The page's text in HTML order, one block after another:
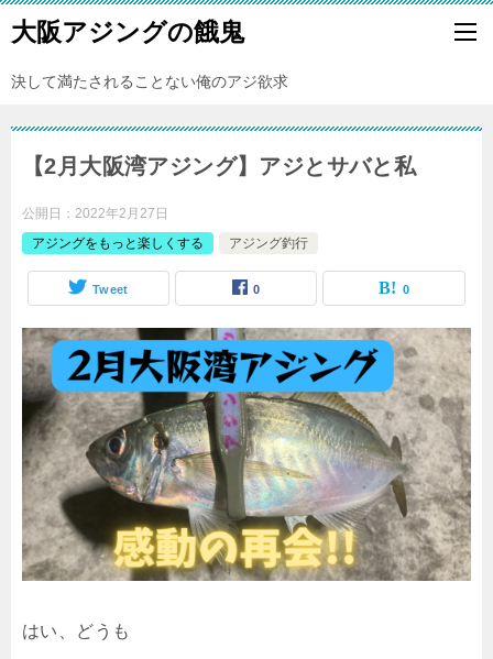
大阪アジングの餓鬼
決して満たされることない俺のアジ欲求
【2月大阪湾アジング】アジとサバと私
公開日： 2022年2月27日
アジングをもっと楽しくする
アジング釣行
Tweet 0 0
はい、どうも